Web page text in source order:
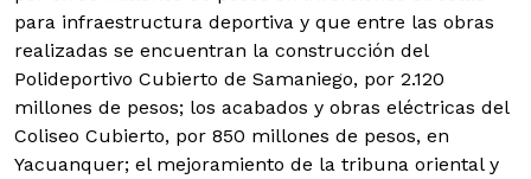
para infraestructura deportiva y que entre las obras
realizadas se encuentran la construcción del
Polideportivo Cubierto de Samaniego, por 2.120
millones de pesos; los acabados y obras eléctricas del
Coliseo Cubierto, por 850 millones de pesos, en
Yacuanquer; el mejoramiento de la tribuna oriental y